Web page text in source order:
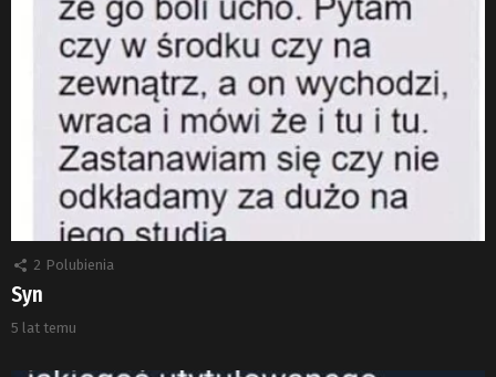
2 Polubienia
Syn
5 lat temu